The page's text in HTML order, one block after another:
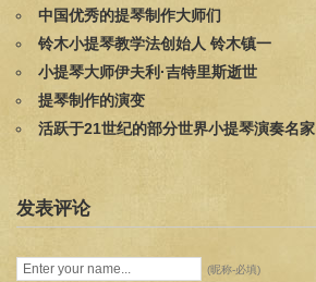
中国优秀的提琴制作大师们
铃木小提琴教学法创始人 铃木镇一
小提琴大师伊夫利·吉特里斯逝世
提琴制作的演变
活跃于21世纪的部分世界小提琴演奏名家
发表评论
(昵称-必填)